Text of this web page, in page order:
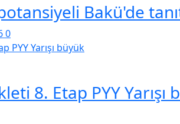
Bakü'de
0
8. Etap PYY Yarışı